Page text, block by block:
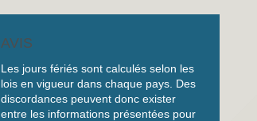
AVIS
Les jours fériés sont calculés selon les
lois en vigueur dans chaque pays. Des
discordances peuvent donc exister
entre les informations présentées pour